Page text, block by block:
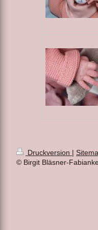
Druckversion |
© Birgit Bläsner-